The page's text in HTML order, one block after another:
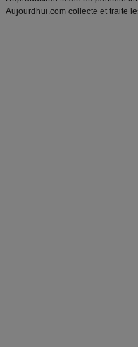
Aujourdhui.com collecte et traite